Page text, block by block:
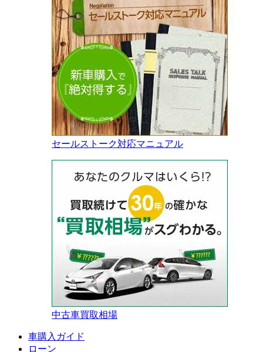
セールストーク対応マニュアル
中古車買取相場
車購入ガイド
ローン